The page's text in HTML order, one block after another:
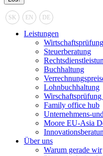
SK EN DE
Leistungen
Wirtschaftsprüfung
Steuerberatung
Buchhaltung
Lohnbuchhaltung
Family office hub
Unternehmens-
Moore EU-Asia
Über uns
Warum gerade wir